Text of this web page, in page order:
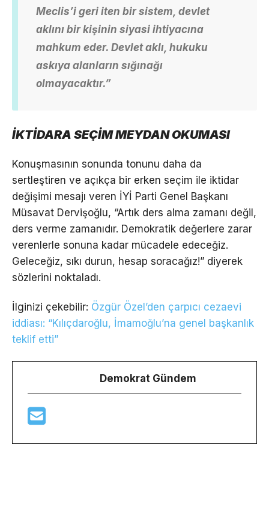
Meclis’i geri iten bir sistem, devlet
aklını bir kişinin siyasi ihtiyacına
mahkum eder. Devlet aklı, hukuku
askıya alanların sığınağı
olmayacaktır.”
İKTİDARA SEÇİM MEYDAN OKUMASI
Konuşmasının sonunda tonunu daha da
sertleştiren ve açıkça bir erken seçim ile iktidar
değişimi mesajı veren İYİ Parti Genel Başkanı
Müsavat Dervişoğlu, “Artık ders alma zamanı değil,
ders verme zamanıdır. Demokratik değerlere zarar
verenlerle sonuna kadar mücadele edeceğiz.
Geleceğiz, sıkı durun, hesap soracağız!” diyerek
sözlerini noktaladı.
İlginizi çekebilir: Özgür Özel’den çarpıcı cezaevi
iddiası: “Kılıçdaroğlu, İmamoğlu’na genel başkanlık
teklif etti”
Demokrat Gündem